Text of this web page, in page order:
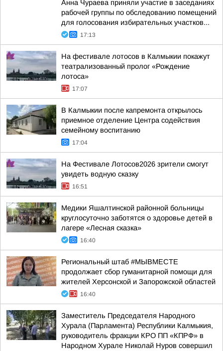
Анна Чураева приняли участие в заседаниях
рабочей группы по обследованию помещений
для голосования избирательных участков...
17:13
На фестивале лотосов в Калмыкии покажут
театрализованный пролог «Рождение
лотоса»
17:07
В Калмыкии после капремонта открылось
приемное отделение Центра содействия
семейному воспитанию
17:04
На Фестивале Лотосов2026 зрители смогут
увидеть водную сказку
16:51
Медики Яшалтинской районной больницы
круглосуточно заботятся о здоровье детей в
лагере «Лесная сказка»
16:40
Региональный штаб #МЫВМЕСТЕ
продолжает сбор гуманитарной помощи для
жителей Херсонской и Запорожской областей
16:40
Заместитель Председателя Народного
Хурала (Парламента) Республики Калмыкия,
руководитель фракции КРО ПП «КПРФ» в
Народном Хурале Николай Нуров совершил